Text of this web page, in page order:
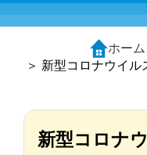
ホーム
＞ 新型コロナ­ウイル
新型コロナ­